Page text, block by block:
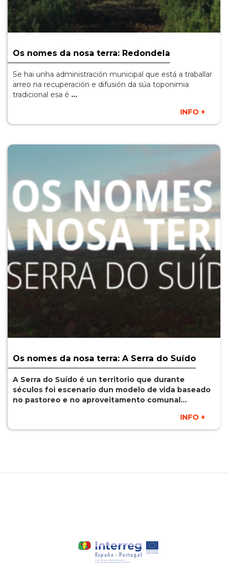
Os nomes da nosa terra: Redondela
Se hai unha administración municipal que está a traballar
arreo na recuperación e difusión da súa toponimia
tradicional esa é …
INFO +
Os nomes da nosa terra: A Serra do Suído
A Serra do Suído é un territorio que durante
séculos foi escenario dun modelo de vida baseado
no pastoreo e no aproveitamento comunal…
INFO +